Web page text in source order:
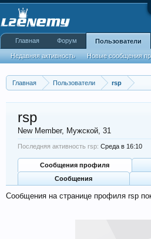
Главная Пользователи rsp
rsp
New Member, Мужской, 31
Последняя активность rsp: Среда в 16:10
Сообщения профиля
Сообщения
Сообщения на странице профиля rsp
Главная Форум Пользователи
Недавняя активность Новые сообщения